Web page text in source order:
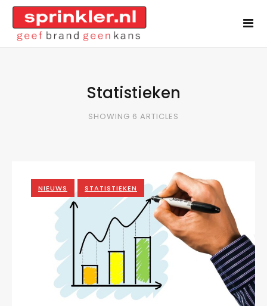
Statistieken
SHOWING 6 ARTICLES
NIEUWS STATISTIEKEN